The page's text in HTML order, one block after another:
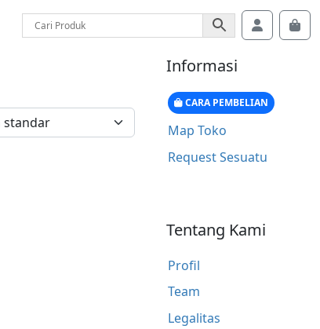
Account
Informasi
CARA PEMBELIAN
Map Toko
Request Sesuatu
Tentang Kami
Profil
Team
Legalitas